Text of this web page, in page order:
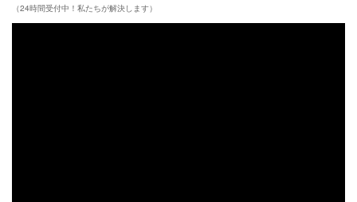
（24時間受付中！私たちが解決します）